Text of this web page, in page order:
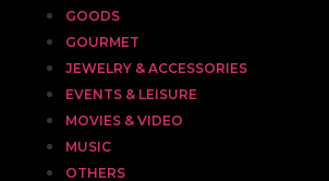
GOODS
GOURMET
JEWELRY & ACCESSORIES
EVENTS & LEISURE
MOVIES & VIDEO
MUSIC
OTHERS